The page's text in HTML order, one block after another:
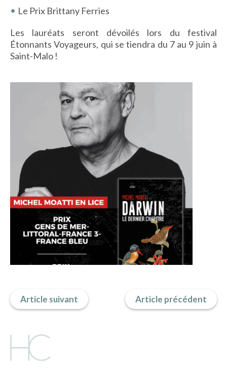
IMAGES D’ANTAN & 100% VINTAGE
HISTOIRE & PATRIMOINE
TERRES D’OUTRE-MER
ART & CULTURE
HISTOIRE & PATRIMOINE
NATURE & ENVIRONNEMENT
PARCOURS DU PATRIMOINE
PHOTOGRAPHIE & TOURISME
IMAGES D’ANTAN
LITTÉRATURE
HORS COLLECTION
Le Prix Brittany Ferries
Les lauréats seront dévoilés lors du festival
Étonnants Voyageurs, qui se tiendra du 7 au 9 juin à
Saint-Malo !
Article suivant Article précédent